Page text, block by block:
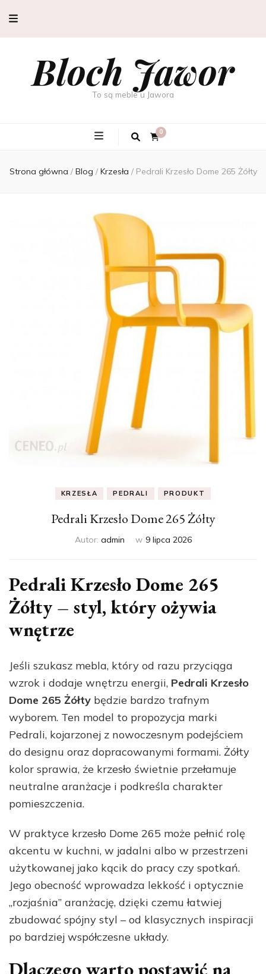
Bloch Jawor
To są meble u Jawora
0
Strona główna / Blog / Krzesła / Pedrali Krzesło Dome 265 Żółty
KRZESŁA PEDRALI PRODUKT
Pedrali Krzesło Dome 265 Żółty
Autor: admin w 9 lipca 2026
Pedrali Krzesło Dome 265
Żółty – styl, który ożywia
wnętrze
Jeśli szukasz mebla, który od razu przyciąga
wzrok i dodaje wnętrzu energii, Pedrali Krzesło
Dome 265 Żółty będzie bardzo trafnym
wyborem. Ten model to propozycja marki
Pedrali, kojarzonej z nowoczesnym podejściem
do designu oraz dopracowanymi formami. Żółty
kolor sprawia, że krzesło świetnie przełamuje
neutralne aranżacje i podkreśla charakter
pomieszczenia.
W praktyce krzesło Dome 265 może pełnić rolę
akcentu w kuchni, w jadalni albo w przestrzeni
użytkowanej jako kącik do pracy czy spotkań.
Jego obecność wprowadza lekkość i optycznie
„rozjaśnia” aranżację, dzięki czemu łatwiej
zbudować spójny styl – od klasycznych inspiracji
po bardziej współczesne układy.